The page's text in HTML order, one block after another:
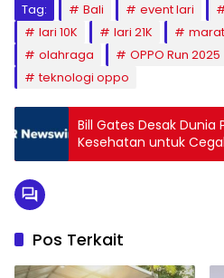
Tag: Bali event lari
lari 10K
lari 21K
olahraga
OPPO Run 2025
teknologi oppo
Bill Gates Desak Dunia
Kesehatan untuk
Anak
Pos Terkait